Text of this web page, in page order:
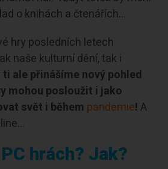
o knihách a čtenářích…
hry posledních letech
naše kulturní dění, tak i
ti ale přinášíme nový pohled
mohou posloužit i jako
svět i během pandemie! A
hrách? Jak?